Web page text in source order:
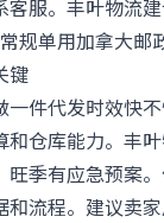
客服。丰叶物流
规单用加拿大邮
键
一件代发时效快
和仓库能力。丰
旺季有应急预案
流程。建议卖